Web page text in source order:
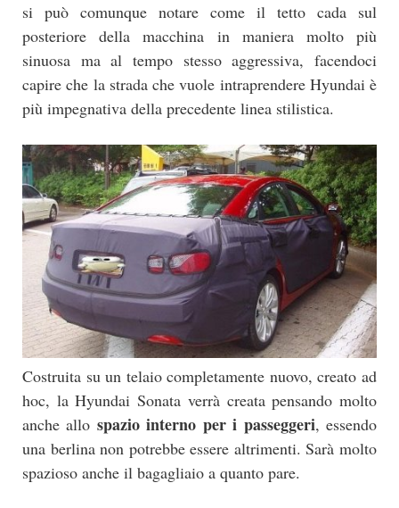
si può comunque notare come il tetto cada sul
posteriore della macchina in maniera molto più
sinuosa ma al tempo stesso aggressiva, facendoci
capire che la strada che vuole intraprendere Hyundai è
più impegnativa della precedente linea stilistica.
Costruita su un telaio completamente nuovo, creato ad
hoc, la Hyundai Sonata verrà creata pensando molto
anche allo spazio interno per i passeggeri, essendo
una berlina non potrebbe essere altrimenti. Sarà molto
spazioso anche il bagagliaio a quanto pare.